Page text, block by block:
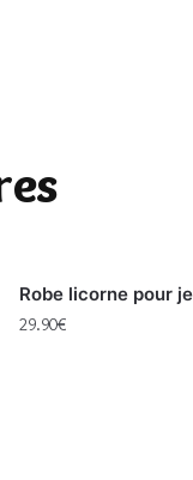
Robe licorne pour
29.90€